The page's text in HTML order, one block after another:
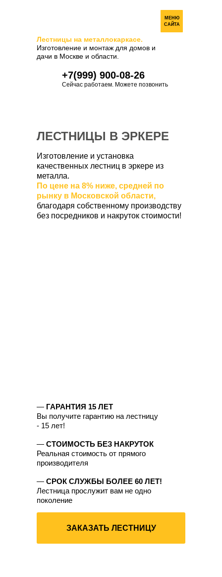
+7(999) 900-08-26
Сейчас работаем. Можете позвонить
Лестницы на металлокаркасе.
Изготовление и монтаж для домов и
дачи в Москве и области.
МЕНЮ
САЙТА
ЛЕСТНИЦЫ В ЭРКЕРЕ
Изготовление и установка
качественных лестниц в эркере из
металла.
По цене на 8% ниже, средней по
рынку в Московской области,
благодаря собственному производству
без посредников и накруток стоимости!
ЗАКАЗАТЬ ЛЕСТНИЦУ
— ГАРАНТИЯ 15 ЛЕТ
Вы получите гарантию на лестницу
- 15 лет!
— СТОИМОСТЬ БЕЗ НАКРУТОК
Реальная стоимость от прямого
производителя
— СРОК СЛУЖБЫ БОЛЕЕ 60 ЛЕТ!
Лестница прослужит вам не одно
поколение